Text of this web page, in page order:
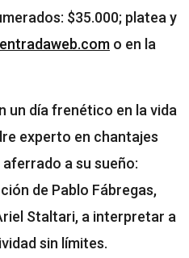
$35.000; platea y
entradaweb.com o en la
un día frenético en la vida
experto en chantajes
a su sueño:
de Pablo Fábregas,
Staltari, a interpretar a
sin límites.